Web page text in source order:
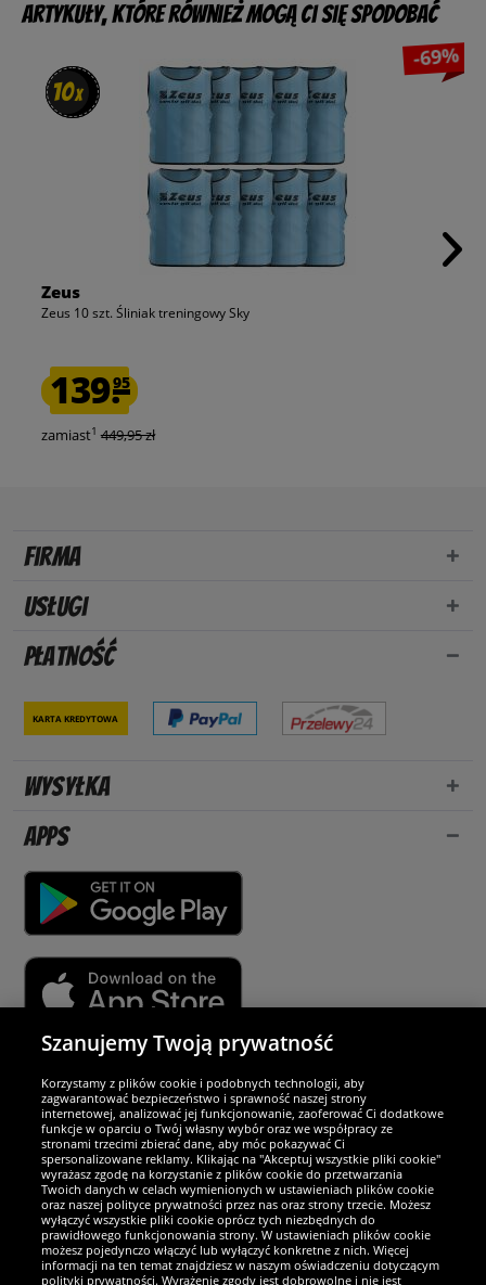
Artykuły, które również mogą Ci się spodobać
10x
10x
-69%
Zeus
Zeus 10 szt. Śliniak treningowy Sky
139.95
zamiast1 449,95 zł
Firma
Usługi
Płatność
Karta kredytowa
Wysyłka
Apps
Partnerzy i bezpieczeństwo
Jesteśmy wyjątkowi
Szanujemy Twoją prywatność
Korzystamy z plików cookie i podobnych technologii, aby
zagwarantować bezpieczeństwo i sprawność naszej strony
internetowej, analizować jej funkcjonowanie, zaoferować Ci dodatkowe
funkcje w oparciu o Twój własny wybór oraz we współpracy ze
stronami trzecimi zbierać dane, aby móc pokazywać Ci
spersonalizowane reklamy. Klikając na "Akceptuj wszystkie pliki cookie"
wyrażasz zgodę na korzystanie z plików cookie do przetwarzania
Twoich danych w celach wymienionych w ustawieniach plików cookie
oraz naszej polityce prywatności przez nas oraz strony trzecie. Możesz
wyłączyć wszystkie pliki cookie oprócz tych niezbędnych do
prawidłowego funkcjonowania strony. W ustawieniach plików cookie
możesz pojedynczo włączyć lub wyłączyć konkretne z nich. Więcej
informacji na ten temat znajdziesz w naszym oświadczeniu dotyczącym
polityki prywatności. Wyrażenie zgody jest dobrowolne i nie jest